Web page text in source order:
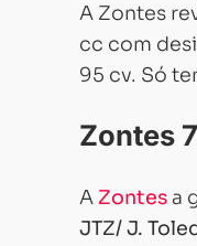
A Zontes
cc com
95 cv. Só
Zontes
A Zontes a
JTZ/ J.